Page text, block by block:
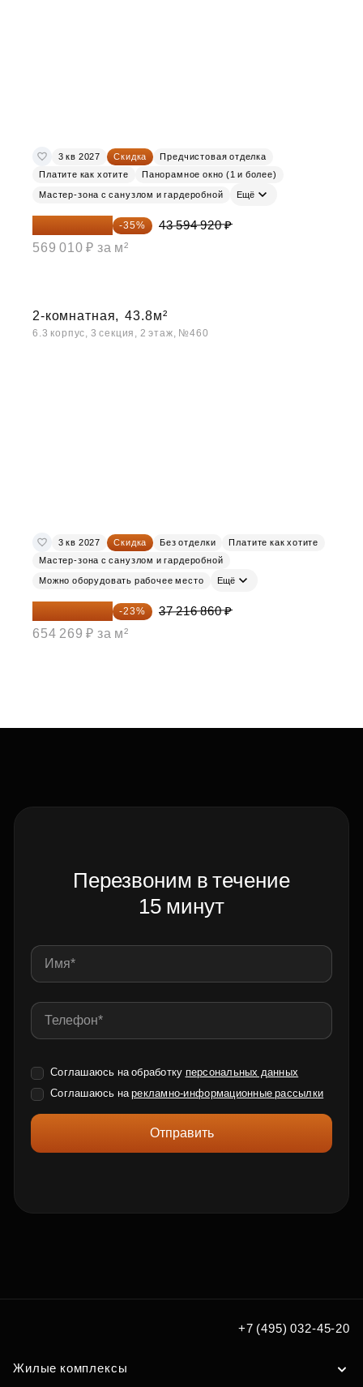
3 кв 2027 Скидка
Предчистовая отделка
Платите как хотите
Панорамное окно (1 и более)
Мастер-зона с санузлом и гардеробной Ещё
28 336 698 ₽ -35%
43 594 920 ₽
569 010 ₽ за м²
2-комнатная, 43.8м²
6.3 корпус, 3 секция, 2 этаж, №460
3 кв 2027 Скидка Без отделки
Платите как хотите
Мастер-зона с санузлом и гардеробной
Можно оборудовать рабочее место Ещё
28 656 982 ₽ -23%
37 216 860 ₽
654 269 ₽ за м²
Перезвоним в течение
15 минут
Соглашаюсь на обработку персональных данных
Соглашаюсь нарекламно-информационные рассылки
Отправить
+7 (495) 032-45-20
Жилые комплексы